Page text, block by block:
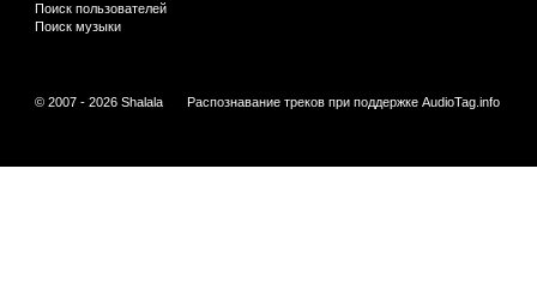
Поиск пользователей
Поиск музыки
© 2007 - 2026 Shalala Распознавание треков при поддержке AudioTag.info